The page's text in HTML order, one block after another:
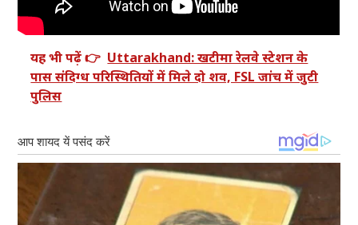
यह भी पढ़ें 👉 Uttarakhand: खटीमा रेलवे स्टेशन के
पास संदिग्ध परिस्थितियों में मिले दो शव, FSL जांच में जुटी
पुलिस